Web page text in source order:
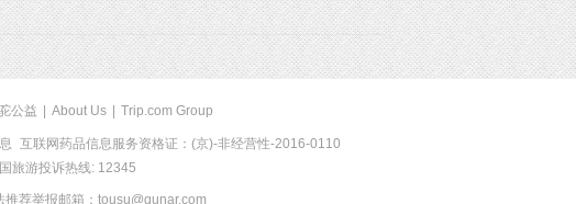
公益 About Us Trip.com Group
互联网药品信息服务资格证：(京)-非经营性-2016-0110
旅游投诉热线: 12345
荐举报邮箱：tousu@qunar.com